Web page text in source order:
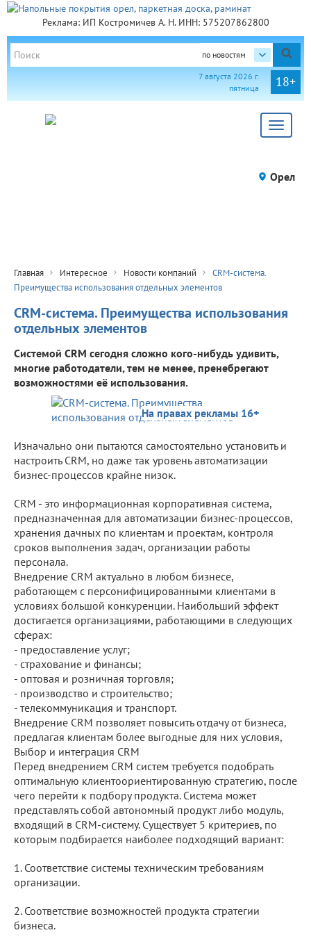
Реклама: ИП Костромичев А. Н. ИНН: 575207862800
по новостям
18+
7 августа 2026 г.
пятница
Toggle
Орел
Главная Интересное Новости компаний
CRM-система.
Преимущества использования отдельных элементов
CRM-система. Преимущества использования
отдельных элементов
Системой CRM сегодня сложно кого-нибудь удивить,
многие работодатели, тем не менее, пренебрегают
возможностями её использования.
На правах рекламы 16+
Изначально они пытаются самостоятельно установить и
настроить CRM, но даже так уровень автоматизации
бизнес-процессов крайне низок.
CRM - это информационная корпоративная система,
предназначенная для автоматизации бизнес-процессов,
хранения дачных по клиентам и проектам, контроля
сроков выполнения задач, организации работы
персонала.
Внедрение CRM актуально в любом бизнесе,
работающем с персонифицированными клиентами в
условиях большой конкуренции. Наибольший эффект
достигается организациями, работающими в следующих
сферах:
- предоставление услуг;
- страхование и финансы;
- оптовая и розничная торговля;
- производство и строительство;
- телекоммуникация и транспорт.
Внедрение CRM позволяет повысить отдачу от бизнеса,
предлагая клиентам более выгодные для них условия,
Выбор и интеграция CRM
Перед внедрением CRM систем требуется подобрать
оптимальную клиентоориентированную стратегию, после
чего перейти к подбору продукта. Система может
представлять собой автономный продукт либо модуль,
входящий в CRM-систему. Существует 5 критериев, по
которым подбирается наиболее подходящий вариант:
1. Соответствие системы техническим требованиям
организации.
2. Соответствие возможностей продукта стратегии
бизнеса.